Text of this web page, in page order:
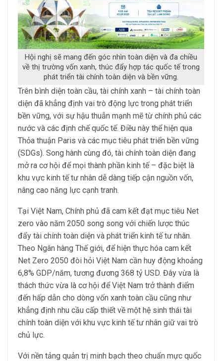
Hội nghị sẽ mang đến góc nhìn toàn diện và đa chiều
về thị trường vốn xanh, thúc đẩy hợp tác quốc tế trong
phát triển tài chính toàn diện và bền vững.
Trên bình diện toàn cầu, tài chính xanh – tài chính toàn
diện đã khẳng định vai trò động lực trong phát triển
bền vững, với sự hậu thuẫn mạnh mẽ từ chính phủ các
nước và các định chế quốc tế. Điều này thể hiện qua
Thỏa thuận Paris và các mục tiêu phát triển bền vững
(SDGs). Song hành cùng đó, tài chính toàn diện đang
mở ra cơ hội để mọi thành phần kinh tế – đặc biệt là
khu vực kinh tế tư nhân dễ dàng tiếp cận nguồn vốn,
nâng cao năng lực cạnh tranh.
Tại Việt Nam, Chính phủ đã cam kết đạt mục tiêu Net
zero vào năm 2050 song song với chiến lược thúc
đẩy tài chính toàn diện và phát triển kinh tế tư nhân.
Theo Ngân hàng Thế giới, để hiện thực hóa cam kết
Net Zero 2050 đòi hỏi Việt Nam cần huy động khoảng
6,8% GDP/năm, tương đương 368 tỷ USD. Đây vừa là
thách thức vừa là cơ hội để Việt Nam trở thành điểm
đến hấp dẫn cho dòng vốn xanh toàn cầu cũng như
khẳng định nhu cầu cấp thiết về một hệ sinh thái tài
chính toàn diện với khu vực kinh tế tư nhân giữ vai trò
chủ lực.
Với nền tảng quản trị minh bạch theo chuẩn mực quốc